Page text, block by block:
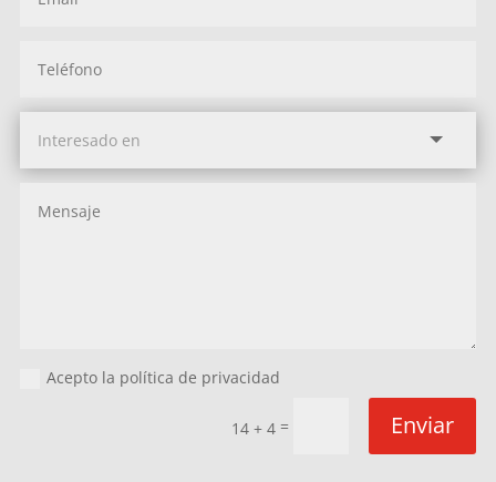
Acepto la política de privacidad
14 + 4 = Enviar